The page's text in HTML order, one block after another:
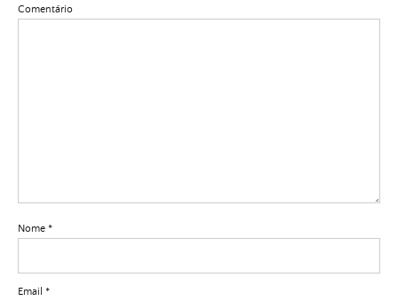
Comentário
Nome *
Email *